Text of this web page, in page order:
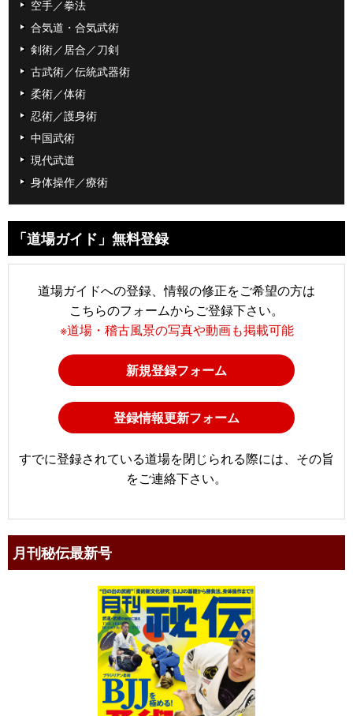
空手／拳法
合気道・合気武術
剣術／居合／刀剣
古武術／伝統武器術
柔術／体術
忍術／護身術
中国武術
現代武道
身体操作／療術
「道場ガイド」無料登録
道場ガイドへの登録、情報の修正をご希望の方は
こちらのフォームからご登録下さい。
※道場・稽古風景の写真や動画も掲載可能
新規登録フォーム
登録情報更新フォーム
すでに登録されている道場を閉じられる際には、その旨
をご連絡下さい。
月刊秘伝最新号